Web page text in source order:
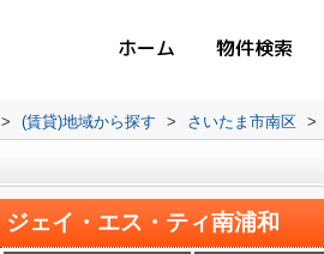
ホーム 物件検索
> (賃貸)地域から探す > さいたま市南区 >
ジェイ・エス・ティ南浦和